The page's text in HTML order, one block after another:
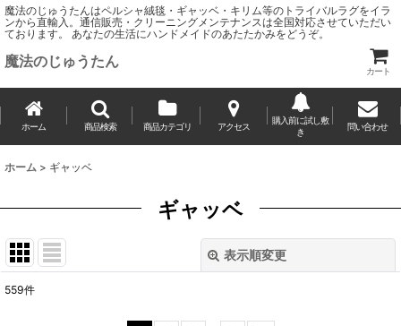
魔法のじゅうたんはペルシャ絨毯・ギャッベ・キリム等のトライバルラグをイラ
ンから直輸入。通信販売・クリーニングメンテナンスは全国対応させていただい
ております。 あなたの生活にハンドメイドのあたたかみをどうぞ。
魔法のじゅうたん
カート
ホーム 商品検索 商品カテゴリ アクセス
購入前に試し敷
き
問い合わせ
ホーム > ギャッベ
ギャッベ
表示順変更
サブカテゴリ
559件